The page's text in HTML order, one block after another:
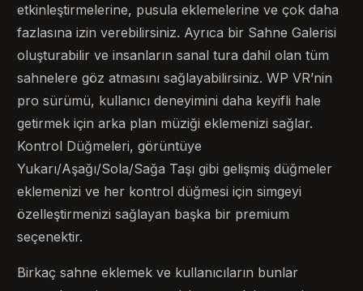
etkinleştirmelerine, pusula eklemelerine ve çok daha
fazlasına izin verebilirsiniz. Ayrıca bir Sahne Galerisi
oluşturabilir ve insanların sanal tura dahil olan tüm
sahnelere göz atmasını sağlayabilirsiniz. WP VR’nin
pro sürümü, kullanıcı deneyimini daha keyifli hale
getirmek için arka plan müziği eklemenizi sağlar.
Kontrol Düğmeleri, görüntüye
Yukarı/Aşağı/Sola/Sağa Taşı gibi gelişmiş düğmeler
eklemenizi ve her kontrol düğmesi için simgeyi
özelleştirmenizi sağlayan başka bir premium
seçenektir.
Birkaç sahne eklemek ve kullanıcıların bunlar